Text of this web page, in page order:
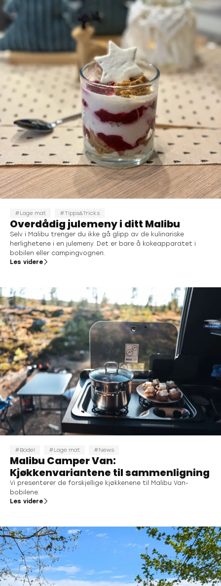
Lage mat Tipps&Tricks
Overdådig julemeny i ditt Malibu
Selv i Malibu trenger du ikke gå glipp av de kulinariske
herlighetene i en julemeny. Det er bare å kokeapparatet i
bobilen eller campingvognen.
Les videre
Bodel Lage mat News
Malibu Camper Van:
Kjøkkenvariantene til sammenligning
Vi presenterer de forskjellige kjøkkenene til Malibu Van-
bobilene.
Les videre